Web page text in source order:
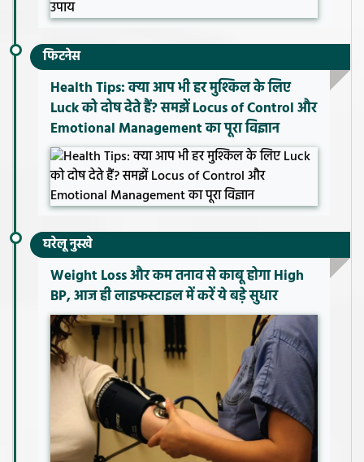
फिटनेस
Health Tips: क्या आप भी हर मुश्किल के लिए
Luck को दोष देते हैं? समझें Locus of Control और
Emotional Management का पूरा विज्ञान
घरेलू नुस्खे
Weight Loss और कम तनाव से काबू होगा High
BP, आज ही लाइफस्टाइल में करें ये बड़े सुधार